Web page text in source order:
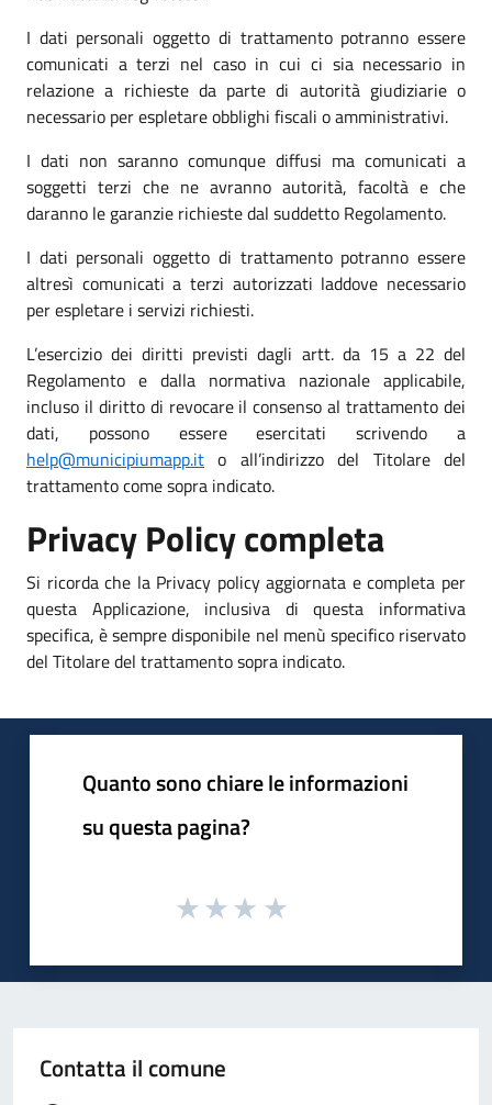
I dati personali oggetto di trattamento potranno essere
comunicati a terzi nel caso in cui ci sia necessario in
relazione a richieste da parte di autorità giudiziarie o
necessario per espletare obblighi fiscali o amministrativi.
I dati non saranno comunque diffusi ma comunicati a
soggetti terzi che ne avranno autorità, facoltà e che
daranno le garanzie richieste dal suddetto Regolamento.
I dati personali oggetto di trattamento potranno essere
altresì comunicati a terzi autorizzati laddove necessario
per espletare i servizi richiesti.
L’esercizio dei diritti previsti dagli artt. da 15 a 22 del
Regolamento e dalla normativa nazionale applicabile,
incluso il diritto di revocare il consenso al trattamento dei
dati, possono essere esercitati scrivendo a
help@municipiumapp.it o all’indirizzo del Titolare del
trattamento come sopra indicato.
Privacy Policy completa
Si ricorda che la Privacy policy aggiornata e completa per
questa Applicazione, inclusiva di questa informativa
specifica, è sempre disponibile nel menù specifico riservato
del Titolare del trattamento sopra indicato.
Quanto sono chiare le informazioni
su questa pagina?
Contatta il comune